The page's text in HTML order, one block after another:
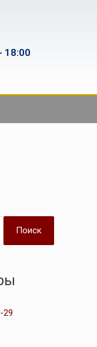
18:00
Поиск
29